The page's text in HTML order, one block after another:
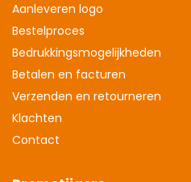
Aanleveren logo
Bestelproces
Bedrukkingsmogelijkheden
Betalen en facturen
Verzenden en retourneren
Klachten
Contact